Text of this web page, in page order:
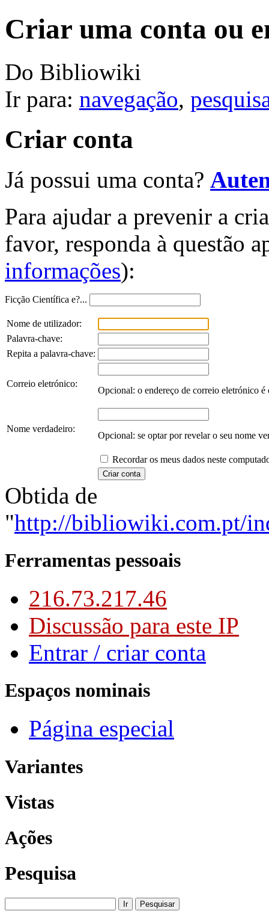
Criar uma conta ou
Do Bibliowiki
Ir para: navegação,
Criar conta
Já possui uma conta?
Para ajudar a prevenir a
favor, responda à questão
informações):
Ficção Científica e?...
Nome de utilizador:
Palavra-chave:
Repita a palavra-chave:
Correio eletrónico:
Opcional: o endereço de correio eletrónico é
Nome verdadeiro:
Opcional: se optar por revelar o seu nome
Recordar os meus dados neste
Obtida de
"http://bibliowiki.com.pt/
Ferramentas pessoais
216.73.217.46
Discussão para este IP
Entrar / criar conta
Espaços nominais
Página especial
Variantes
Vistas
Ações
Pesquisa